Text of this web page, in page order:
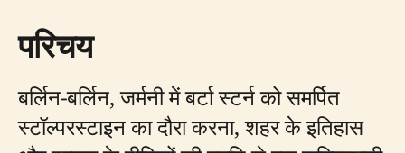
परिचय
बर्लिन-बर्लिन, जर्मनी में बर्टा स्टर्न को समर्पित
स्टॉल्परस्टाइन का दौरा करना, शहर के इतिहास